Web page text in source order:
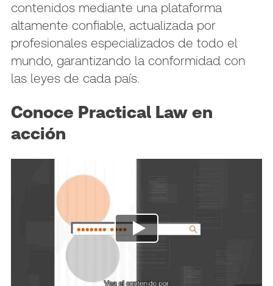
contenidos mediante una plataforma
altamente confiable, actualizada por
profesionales especializados de todo el
mundo, garantizando la conformidad con
las leyes de cada país.
Conoce Practical Law en
acción